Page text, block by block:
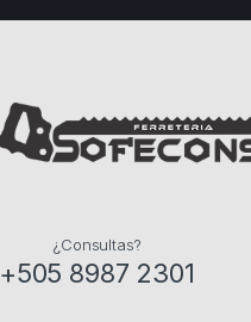
¿Consultas?
+505 8987 2301